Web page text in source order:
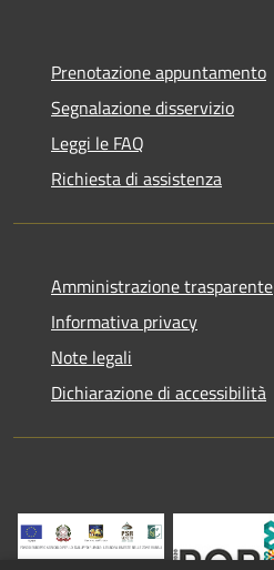
Prenotazione appuntamento
Segnalazione disservizio
Leggi le FAQ
Richiesta di assistenza
Amministrazione trasparente
Informativa privacy
Note legali
Dichiarazione di accessibilità